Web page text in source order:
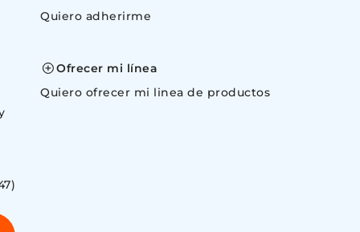
Quiero adherirme
Ofrecer mi línea
Quiero ofrecer mi linea de productos